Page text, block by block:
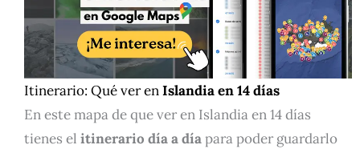
Itinerario: Qué ver enIslandia en 14 días
En este mapa de que ver en Islandia en 14 días
tienes el itinerario día a díapara poder guardarlo